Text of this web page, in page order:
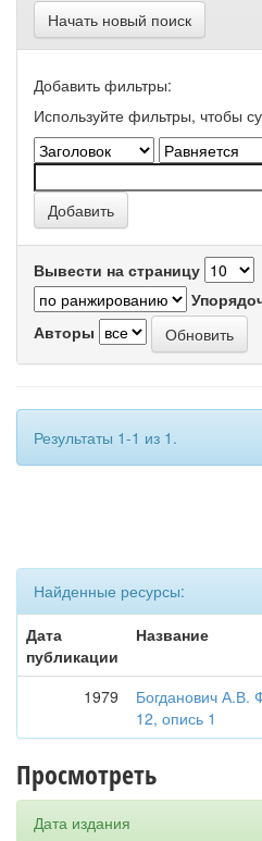
Начать новый поиск
Добавить фильтры:
Используйте фильтры, чтобы
Вывести на страницу
Авторы
Результаты 1-1 из 1.
Найденные ресурсы:
Дата
публикации
Название
1979
Богданович
12, опись 1
Просмотреть
Дата издания